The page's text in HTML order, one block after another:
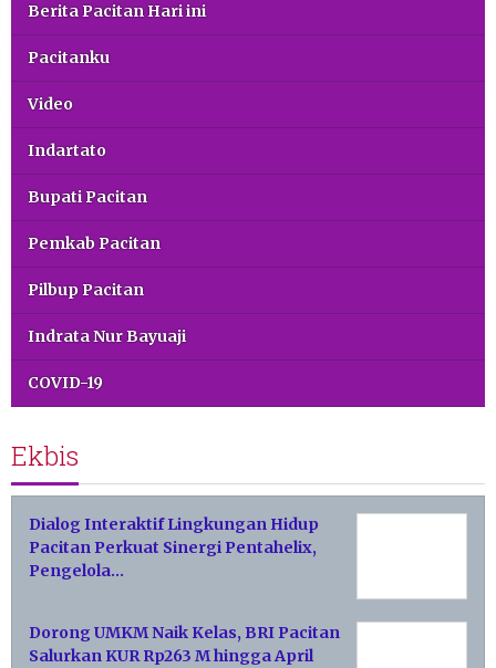
Berita Pacitan Hari ini
Pacitanku
Video
Indartato
Bupati Pacitan
Pemkab Pacitan
Pilbup Pacitan
Indrata Nur Bayuaji
COVID-19
Ekbis
Dialog Interaktif Lingkungan Hidup
Pacitan Perkuat Sinergi Pentahelix,
Pengelola…
Dorong UMKM Naik Kelas, BRI Pacitan
Salurkan KUR Rp263 M hingga April